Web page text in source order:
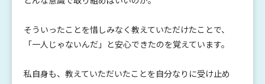
そういったことを惜しみなく教えていただけたことで、
「一人じゃないんだ」と安心できたのを覚えています。
私自身も、教えていただいたことを自分なりに受け止め